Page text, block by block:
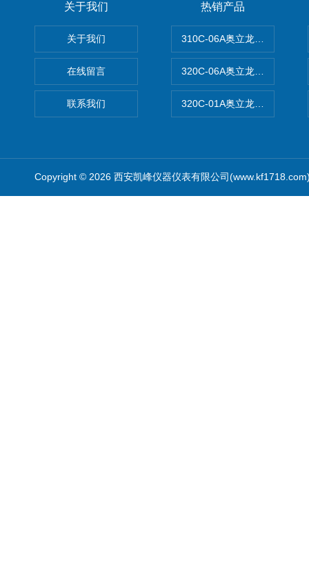
关于我们
关于我们
在线留言
联系我们
热销产品
310C-06A奥立龙实验室台式
320C-06A奥立龙实验室便携
320C-01A奥立龙实验室便携
Copyright © 2026 西安凯峰仪器仪表有限公司